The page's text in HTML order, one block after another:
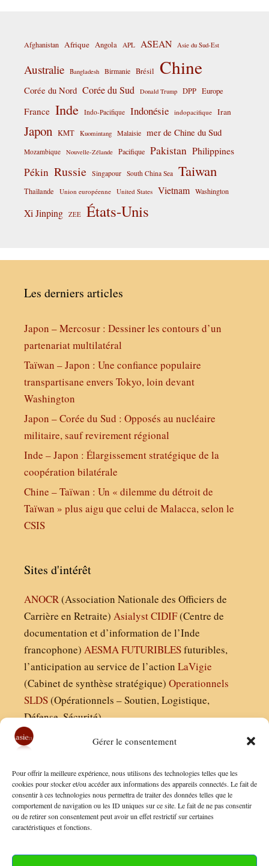
Gérer le consentement
Pour offrir la meilleure expérience, nous utilisons des technologies telles que les
cookies pour stocker et/ou accéder aux informations des appareils connectés. Le fait de
consentir à ces technologies nous permettra de traiter des données telles que le
comportement de navigation ou les ID uniques sur ce site. Le fait de ne pas consentir
ou de retirer son consentement peut avoir un effet restrictif sur certaines
caractéristiques et fonctions.
Afghanistan Afrique Angola APL ASEAN Asie du Sud-Est
Australie Bangladesh Birmanie Brésil Chine
Corée du Nord Corée du Sud Donald Trump DPP Europe
France Inde Indo-Pacifique Indonésie indopacifique Iran
Japon KMT Kuomintang Malaisie mer de Chine du Sud
Mozambique Nouvelle-Zélande Pacifique Pakistan Philippines
Pékin Russie Singapour South China Sea Taiwan
Thaïlande Union européenne United States Vietnam Washington
Xi Jinping ZEE États-Unis
Les derniers articles
Japon – Mercosur : Dessiner les contours d’un
partenariat multilatéral
Taïwan – Japon : Une confiance populaire
transpartisane envers Tokyo, loin devant
Washington
Japon – Corée du Sud : Opposés au nucléaire
militaire, sauf revirement régional
Inde – Japon : Élargissement stratégique de la
coopération bilatérale
Chine – Taïwan : Un « dilemme du détroit de
Taïwan » plus aigu que celui de Malacca, selon le
CSIS
Sites d'intérêt
ANOCR(Association Nationale des Officiers de
Carrière en Retraite) AsialystCIDIF(Centre de
documentation et d’information de l’Inde
francophone) AESMAFUTURIBLESfuturibles,
l’anticipation au service de l’action LaVigie
(Cabinet de synthèse stratégique) Operationnels
SLDS(Opérationnels – Soutien, Logistique,
Défense, Sécurité)
Finaldées EURL
Siège social : 13 avenue Boudon, 75016, Paris
Nous contacter